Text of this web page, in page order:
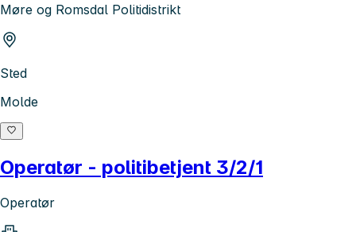
Møre og Romsdal Politidistrikt
Sted
Molde
Operatør - politibetjent 3/2/1
Operatør